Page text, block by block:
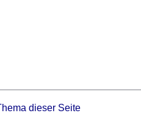
dieser Seite